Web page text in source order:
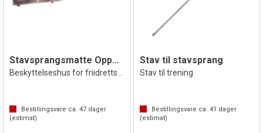
Stavsprangsmatte Oppbevaringshus
Bestillingsvare ca. 47 dager
(estimat)
Stav til stavsprang
Stav til trening
Bestillingsvare ca. 41 dager
(estimat)